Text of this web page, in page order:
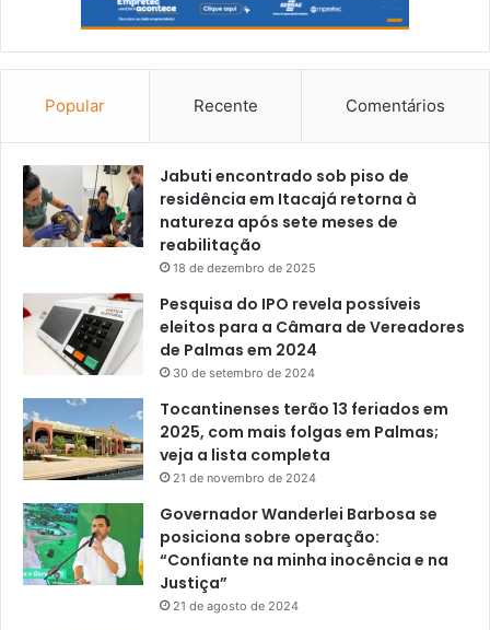
Popular Recente Comentários
Jabuti encontrado sob piso de
residência em Itacajá retorna à
natureza após sete meses de
reabilitação
18 de dezembro de 2025
Pesquisa do IPO revela possíveis
eleitos para a Câmara de Vereadores
de Palmas em 2024
30 de setembro de 2024
Tocantinenses terão 13 feriados em
2025, com mais folgas em Palmas;
veja a lista completa
21 de novembro de 2024
Governador Wanderlei Barbosa se
posiciona sobre operação:
“Confiante na minha inocência e na
Justiça”
21 de agosto de 2024